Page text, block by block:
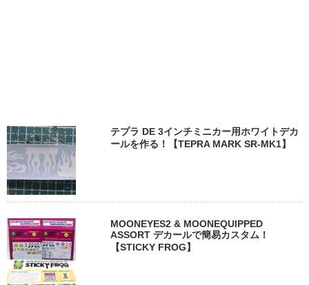
テプラ DE 3インチミニカー用ホワイトデカ
ールを作る！【TEPRA MARK SR-MK1】
MOONEYES2 & MOONEQUIPPED
ASSORT デカールで簡易カスタム！
【STICKY FROG】